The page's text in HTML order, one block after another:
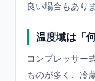
良い場合もあり
温度域は「
コンプレッサー
ものが多く、